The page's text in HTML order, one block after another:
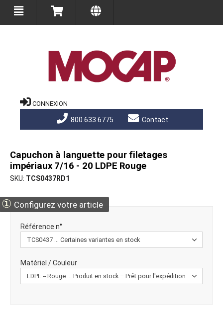
CONNEXION
800.633.6775 Contact
Capuchon à languette pour filetages
impériaux 7/16 - 20 LDPE Rouge
SKU TCS0437RD1
① Configurez votre article
Référence n°
Matériel / Couleur